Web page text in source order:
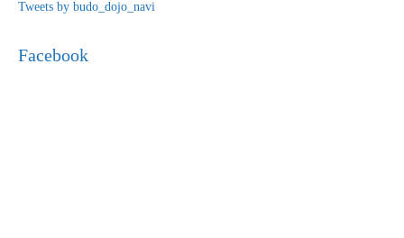
Tweets by budo_dojo_navi
Facebook